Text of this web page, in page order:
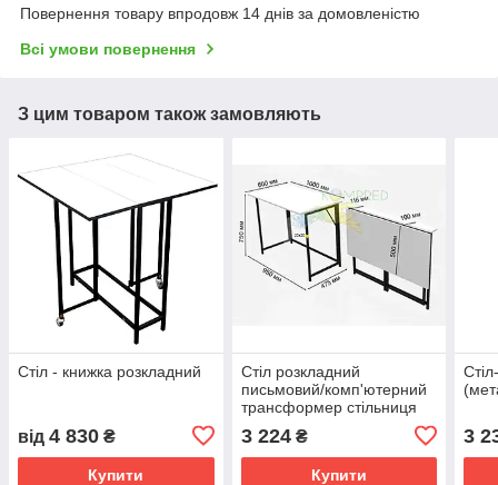
Повернення товару впродовж 14 днів за домовленістю
Всі умови повернення
З цим товаром також замовляють
Стіл - книжка розкладний
від 4 830 ₴
Купити
Стіл розкладний
письмовий/комп'ютерний
трансформер стільниця
1000х600х750мм Kompred
OL818/1
3 224₴
Купити
3